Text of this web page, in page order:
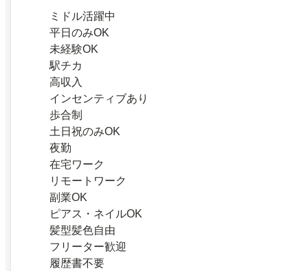
ミドル活躍中
平日のみOK
未経験OK
駅チカ
高収入
インセンティブあり
歩合制
土日祝のみOK
夜勤
在宅ワーク
リモートワーク
副業OK
ピアス・ネイルOK
髪型髪色自由
フリーター歓迎
履歴書不要